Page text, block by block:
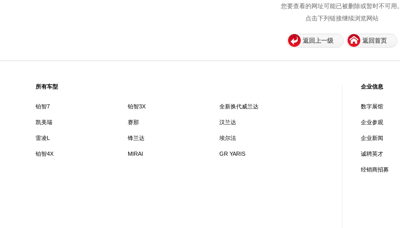
您要查看的网址可能已被删除或暂时不可用。
点击下列链接继续浏览网站
返回上一级 返回首页
所有车型
铂智7 铂智3X 全新换代威兰达
凯美瑞 赛那 汉兰达
雷凌L 锋兰达 埃尔法
铂智4X MIRAI GR YARIS
企业信息
数字展馆
企业参观
企业新闻
诚聘英才
经销商招募